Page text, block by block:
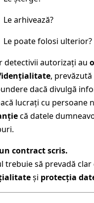
Le arhivează?
Le poate folosi ulterior?
detectivii autorizați au
,
dacă divulgă
lucrați cu persoane
că datele
contract scris.
trebuie să prevadă clar
și protecția